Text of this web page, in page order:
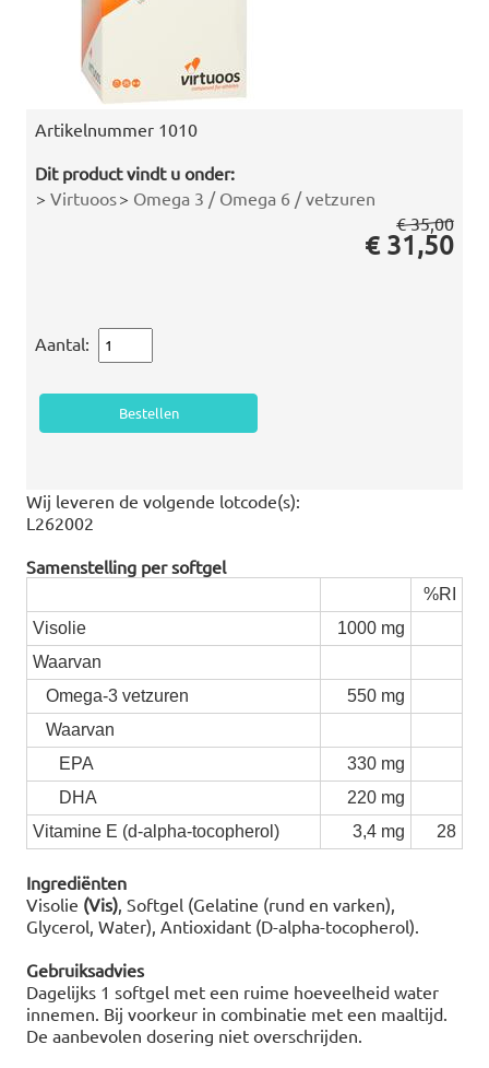
Artikelnummer 1010
Dit product vindt u onder:
> Virtuoos> Omega 3 / Omega 6 / vetzuren
€ 35,00
€ 31,50
Aantal:
Wij leveren de volgende lotcode(s):
L262002
Samenstelling per softgel
%RI
Visolie
1000 mg
Waarvan
Omega-3 vetzuren
550 mg
Waarvan
EPA
330 mg
DHA
220 mg
Vitamine E (d-alpha-tocopherol)
3,4 mg 28
Ingrediënten
Visolie (Vis), Softgel (Gelatine (rund en varken),
Glycerol, Water), Antioxidant (D-alpha-tocopherol).
Gebruiksadvies
Dagelijks 1 softgel met een ruime hoeveelheid water
innemen. Bij voorkeur in combinatie met een maaltijd.
De aanbevolen dosering niet overschrijden.